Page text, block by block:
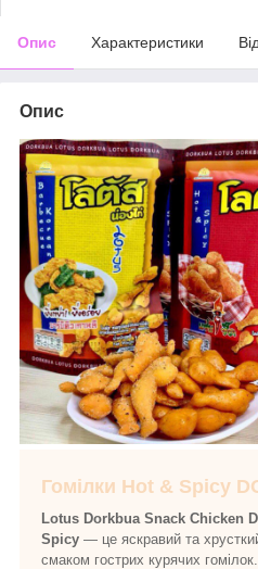
Опис Характеристики
Опис
Гомілки Hot & Spicy
Lotus Dorkbua Snack Chicken
Spicy — це яскравий та
смаком гострих курячих